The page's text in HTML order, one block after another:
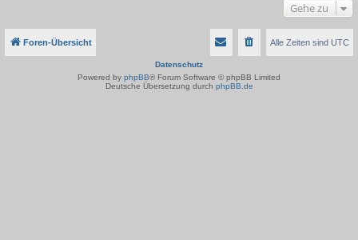
Gehe zu
Foren-Übersicht Alle Zeiten sind UTC
Datenschutz
Powered by phpBB® Forum Software © phpBB Limited
Deutsche Übersetzung durch phpBB.de